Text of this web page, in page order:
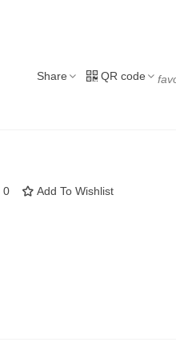
Share QR code
0 Add To Wishlist